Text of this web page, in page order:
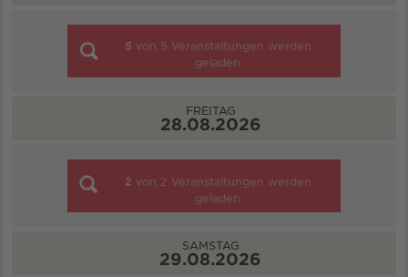
5 von 5 Veranstaltungen werden
geladen
FREITAG
28.08.2026
2 von 2 Veranstaltungen werden
geladen
SAMSTAG
29.08.2026